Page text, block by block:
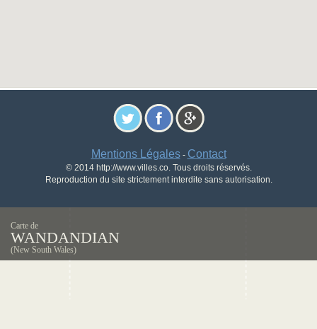
Mentions Légales- Contact
© 2014 http://www.villes.co. Tous droits réservés.
Reproduction du site strictement interdite sans autorisation.
Carte de
WANDANDIAN
(New South Wales)